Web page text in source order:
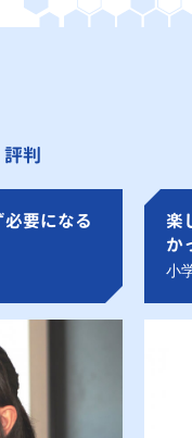
判
要になる
楽
か
小